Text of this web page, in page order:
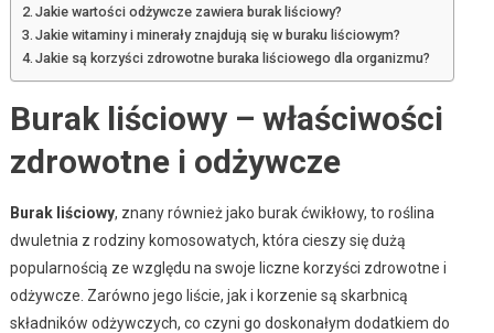
Jakie wartości odżywcze zawiera burak liściowy?
Jakie witaminy i minerały znajdują się w buraku liściowym?
Jakie są korzyści zdrowotne buraka liściowego dla organizmu?
Burak liściowy – właściwości
zdrowotne i odżywcze
Burak liściowy, znany również jako burak ćwikłowy, to roślina
dwuletnia z rodziny komosowatych, która cieszy się dużą
popularnością ze względu na swoje liczne korzyści zdrowotne i
odżywcze. Zarówno jego liście, jak i korzenie są skarbnicą
składników odżywczych, co czyni go doskonałym dodatkiem do